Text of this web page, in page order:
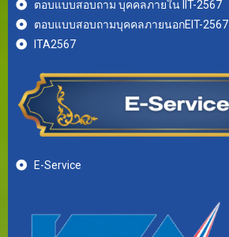
ตอบแบบสอบถาม บุคคลภายใน IIT-2567
ตอบแบบสอบถามบุคคลภายนอกEIT-2567
ITA2567
E-Service